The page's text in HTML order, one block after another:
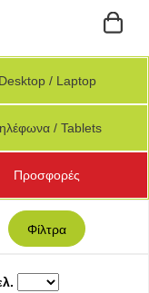
Desktop / Laptop
/ Tablets
Προσφορές
Φίλτρα